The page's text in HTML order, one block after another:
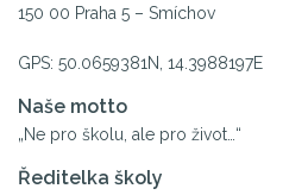
150 00 Praha 5 – Smíchov
GPS: 50.0659381N, 14.3988197E
Naše motto
„Ne pro školu, ale pro život…“
Ředitelka školy